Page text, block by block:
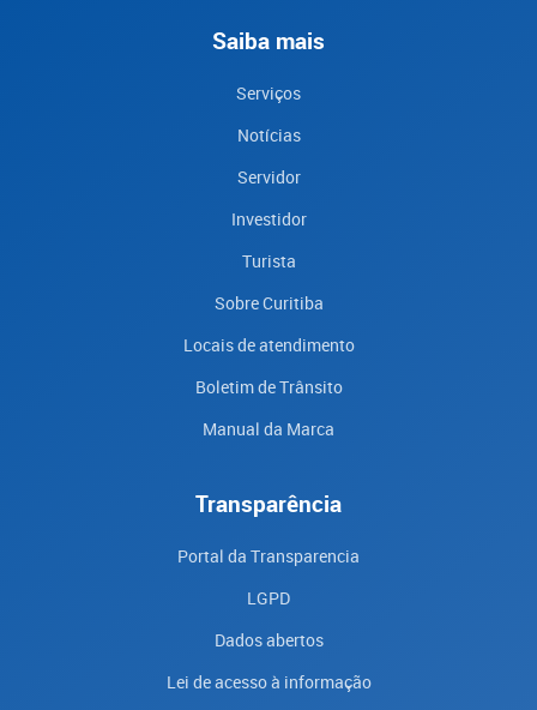
Saiba mais
Serviços
Notícias
Servidor
Investidor
Turista
Sobre Curitiba
Locais de atendimento
Boletim de Trânsito
Manual da Marca
Transparência
Portal da Transparencia
LGPD
Dados abertos
Lei de acesso à informação